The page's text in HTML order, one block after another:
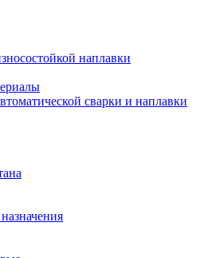
наплавки
сварки и наплавки